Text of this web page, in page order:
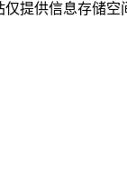
提供信息存储